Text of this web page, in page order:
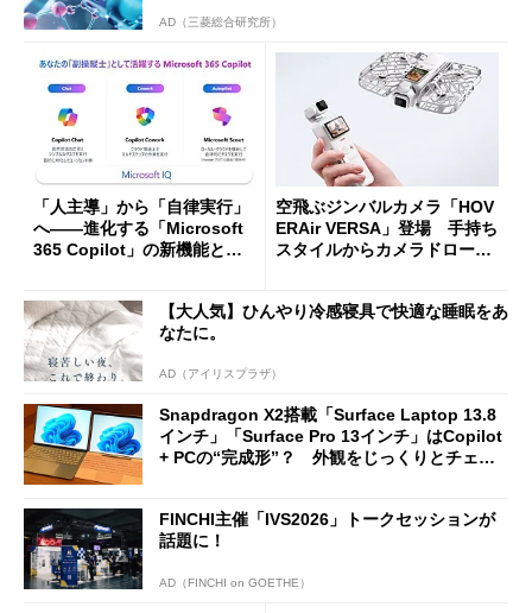
AD（三菱総合研究所）
「人主導」から「自律実行」
へ――進化する「Microsoft
365 Copilot」の新機能とエ
空飛ぶジンバルカメラ「HOV
ERAir VERSA」登場 手持ち
スタイルからカメラドローン
【大人気】ひんやり冷感寝具で快適な睡眠をあ
なたに。
AD（アイリスプラザ）
Snapdragon X2搭載「Surface Laptop 13.8
インチ」「Surface Pro 13インチ」はCopilot
+ PCの“完成形”？ 外観をじっくりとチェッ
FINCHI主催「IVS2026」トークセッションが
話題に！
AD（FINCHI on GOETHE）